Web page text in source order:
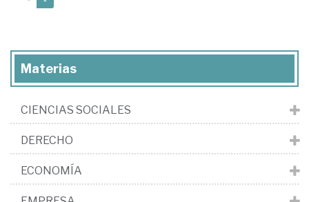
Materias
CIENCIAS SOCIALES
DERECHO
ECONOMÍA